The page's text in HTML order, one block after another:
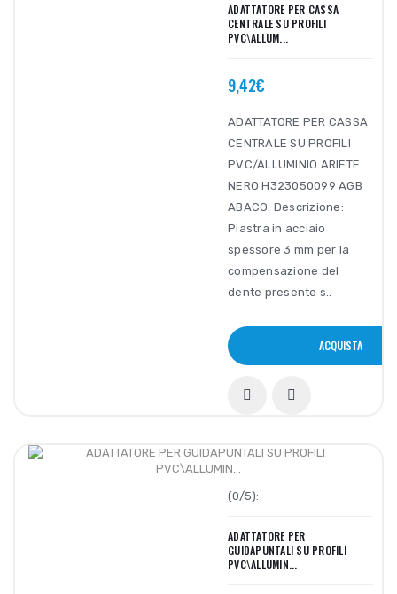
ADATTATORE PER CASSA
CENTRALE SU PROFILI
PVC\ALLUM...
9,42€
ADATTATORE PER CASSA
CENTRALE SU PROFILI
PVC/ALLUMINIO ARIETE
NERO H323050099 AGB
ABACO. Descrizione:
Piastra in acciaio
spessore 3 mm per la
compensazione del
dente presente s..
ACQUISTA
(0/5):
ADATTATORE PER
GUIDAPUNTALI SU PROFILI
PVC\ALLUMIN...